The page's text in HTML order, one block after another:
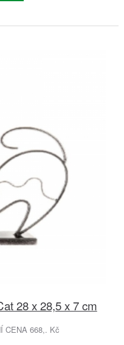
28 x 28,5 x 7 cm
CENA 668,. Kč